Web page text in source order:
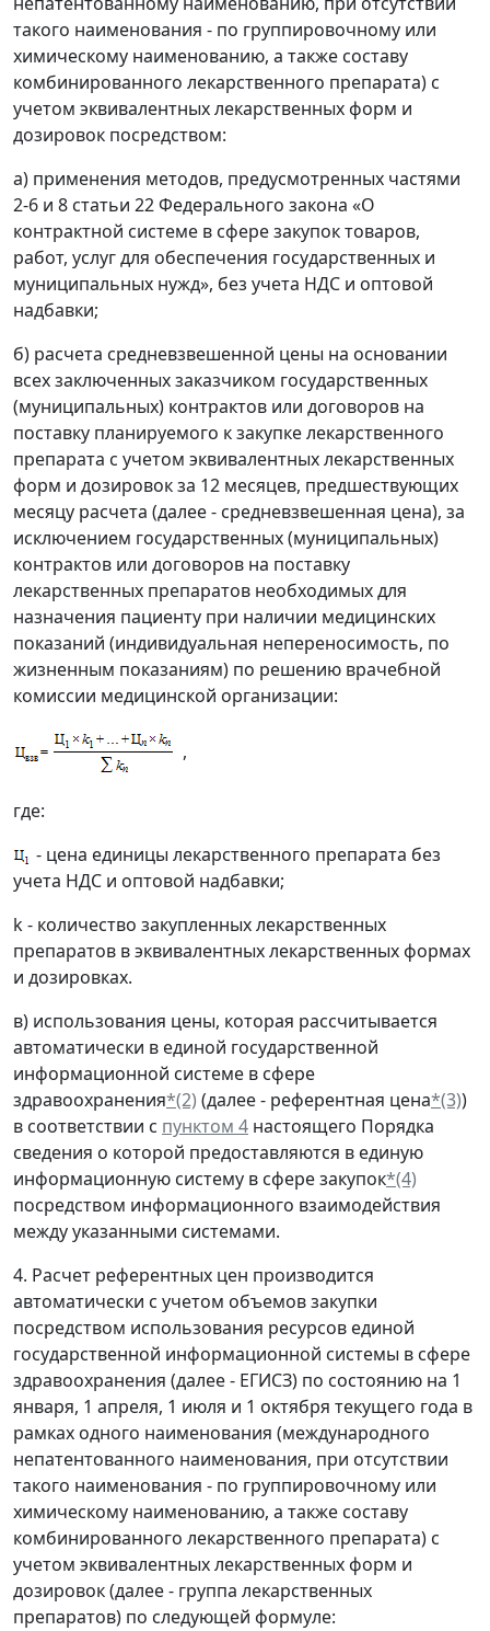
такого наименования - по группировочному или
химическому наименованию, а также составу
комбинированного лекарственного препарата) с
учетом эквивалентных лекарственных форм и
дозировок посредством:
а) применения методов, предусмотренных частями
2-6 и 8 статьи 22 Федерального закона «О
контрактной системе в сфере закупок товаров,
работ, услуг для обеспечения государственных и
муниципальных нужд», без учета НДС и оптовой
надбавки;
б) расчета средневзвешенной цены на основании
всех заключенных заказчиком государственных
(муниципальных) контрактов или договоров на
поставку планируемого к закупке лекарственного
препарата с учетом эквивалентных лекарственных
форм и дозировок за 12 месяцев, предшествующих
месяцу расчета (далее - средневзвешенная цена), за
исключением государственных (муниципальных)
контрактов или договоров на поставку
лекарственных препаратов необходимых для
назначения пациенту при наличии медицинских
показаний (индивидуальная непереносимость, по
жизненным показаниям) по решению врачебной
комиссии медицинской организации:
,
где:
- цена единицы лекарственного препарата без
учета НДС и оптовой надбавки;
k - количество закупленных лекарственных
препаратов в эквивалентных лекарственных формах
и дозировках.
в) использования цены, которая рассчитывается
автоматически в единой государственной
информационной системе в сфере
здравоохранения*(2) (далее - референтная цена*(3))
в соответствии с пунктом 4 настоящего Порядка
сведения о которой предоставляются в единую
информационную систему в сфере закупок*(4)
посредством информационного взаимодействия
между указанными системами.
4. Расчет референтных цен производится
автоматически с учетом объемов закупки
посредством использования ресурсов единой
государственной информационной системы в сфере
здравоохранения (далее - ЕГИСЗ) по состоянию на 1
января, 1 апреля, 1 июля и 1 октября текущего года в
рамках одного наименования (международного
непатентованного наименования, при отсутствии
такого наименования - по группировочному или
химическому наименованию, а также составу
комбинированного лекарственного препарата) с
учетом эквивалентных лекарственных форм и
дозировок (далее - группа лекарственных
препаратов) по следующей формуле: